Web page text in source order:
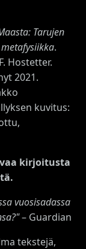
Tarujen
.
Hostetter.
2021.
kuvitus:
kirjoitusta
vuosisadassa
– Guardian
tekstejä,